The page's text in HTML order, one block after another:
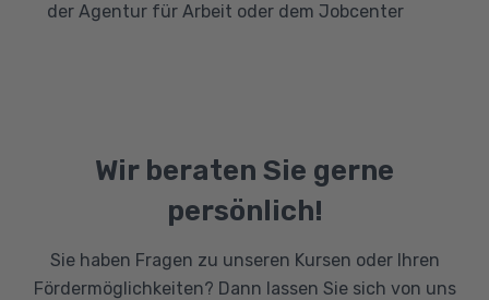
verbessern.
Führungskräfte, die sich kontinuierlich
dabei, Führungskompetenzen zu stärken
und effektiver zu werden.
Verbesserung der
Problemlösungsfähigkeiten:Eine
ausgeprägte Persönlichkeitsentwicklung
der Agentur für Arbeit oder dem Jobcenter
Wir beraten Sie gerne
persönlich!
Sie haben Fragen zu unseren Kursen oder Ihren
Fördermöglichkeiten? Dann lassen Sie sich von uns